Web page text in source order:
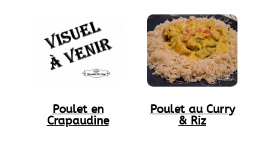
Poulet en
Crapaudine
Poulet au Curry
& Riz